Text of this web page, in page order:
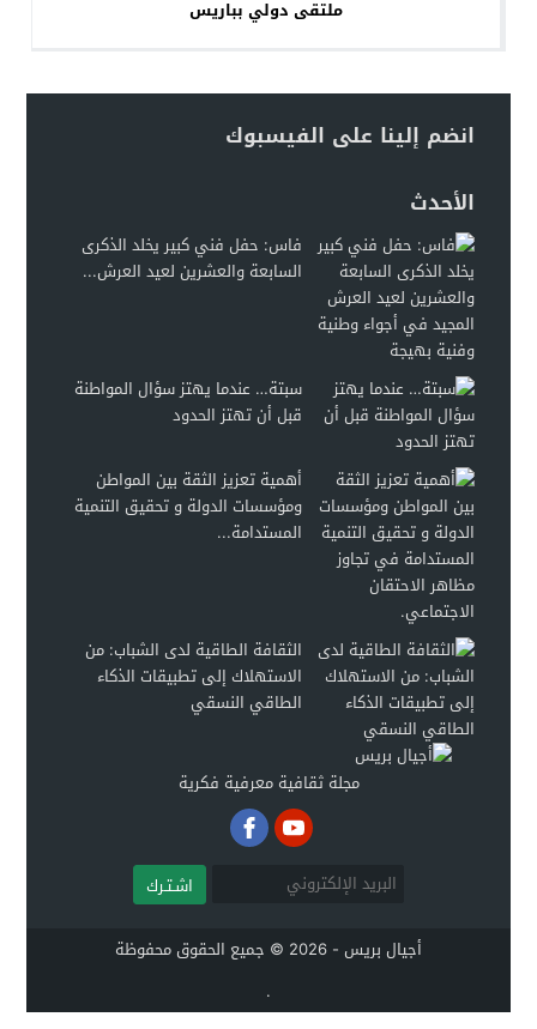
ملتقى دولي بباريس
انضم إلينا على الفيسبوك
الأحدث
فاس: حفل فني كبير يخلد الذكرى
السابعة والعشرين لعيد العرش...
سبتة… عندما يهتز سؤال المواطنة
قبل أن تهتز الحدود
أهمية تعزيز الثقة بين المواطن
ومؤسسات الدولة و تحقيق التنمية
المستدامة...
الثقافة الطاقية لدى الشباب: من
الاستهلاك إلى تطبيقات الذكاء
الطاقي النسقي
مجلة ثقافية معرفية فكرية
اشـتـرك
أجيال بريس - 2026 © جميع الحقوق محفوظة
.